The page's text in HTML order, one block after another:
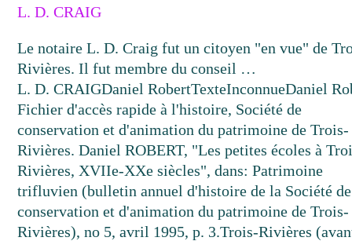
L. D. CRAIG
Le notaire L. D. Craig fut un citoyen "en vue" de
Rivières. Il fut membre du conseil …
L. D. CRAIGDaniel RobertTexteInconnueDaniel
Fichier d'accès rapide à l'histoire, Société de
conservation et d'animation du patrimoine de Trois-
Rivières. Daniel ROBERT, "Les petites écoles à
Rivières, XVIIe-XXe siècles", dans: Patrimoine
trifluvien (bulletin annuel d'histoire de la Société de
conservation et d'animation du patrimoine de Trois-
Rivières), no 5, avril 1995, p. 3.Trois-Rivières